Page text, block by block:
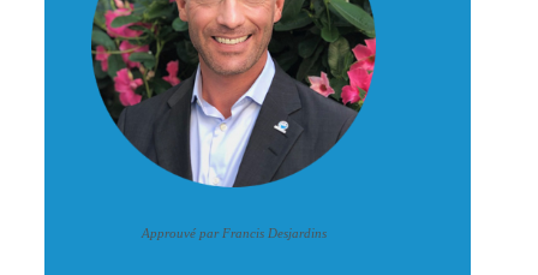
Approuvé par Francis Desjardins